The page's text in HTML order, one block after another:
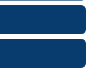
erid: 2SDnjcrDNw6